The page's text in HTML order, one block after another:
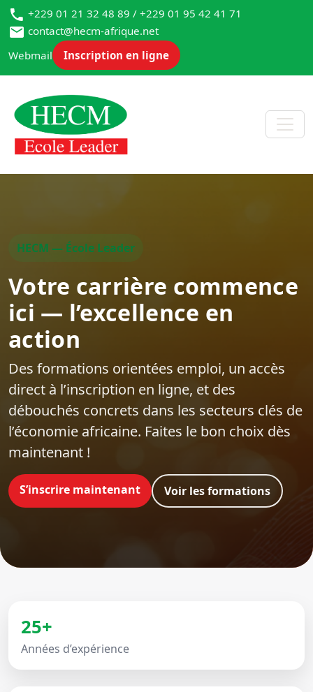
+229 01 21 32 48 89 / +229 01 95 42 41 71
contact@hecm-afrique.net
Webmail
Inscription en ligne
HECM — École Leader
Votre carrière commence
ici — l’excellence en
action
Des formations orientées emploi‍, un accès
direct à l’inscription en ligne, et des
débouchés concrets dans les secteurs clés de
l’économie africaine. Faites le bon choix dès
maintenant !
S’inscrire maintenant Voir les formations
25+
Années d’expérience